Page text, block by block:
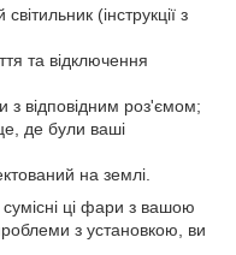
(інструкції з
та відключення
з відповідним роз'ємом;
де були ваші
на землі.
ці фари з вашою
з установкою, ви